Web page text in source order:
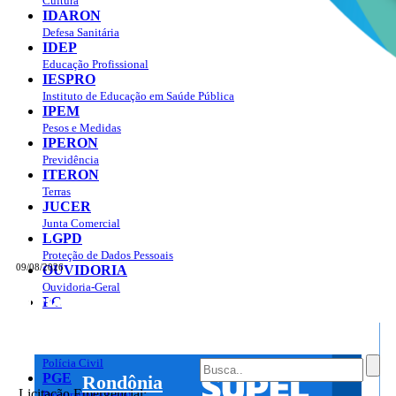
09/08/2026
Portal do Governo do
Rondônia
IDARON
Defesa Sanitária
IDEP
Educação Profissional
IESPRO
Instituto de Educação em Saúde Pública
IPEM
Pesos e Medidas
IPERON
Previdência
ITERON
Terras
JUCER
Junta Comercial
LGPD
Proteção de Dados Pessoais
OUVIDORIA
Ouvidoria-Geral
PC
Polícia Civil
PGE